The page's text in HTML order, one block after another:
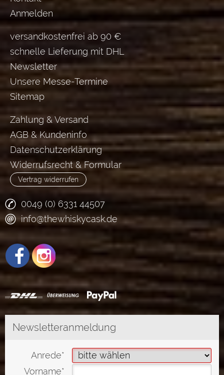
Anmelden
versandkostenfrei ab 90 €
schnelle Lieferung mit DHL
Newsletter
Unsere Messe-Termine
Sitemap
Zahlung & Versand
AGB & Kundeninfo
Datenschutzerklärung
Widerrufsrecht & Formular
Vertrag widerrufen
0049 (0) 6331 44507
info@thewhiskycask.de